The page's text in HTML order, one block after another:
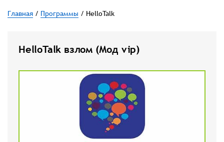
Главная / Программы / HelloTalk
HelloTalk взлом (Мод vip)